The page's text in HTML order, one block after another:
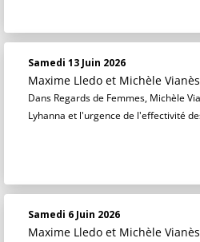
Samedi 13 Juin 2026
Maxime Lledo et Michèle Vianès
Dans Regards de Femmes, Michèle
Lyhanna et l'urgence de l'effectivité
Samedi 6 Juin 2026
Maxime Lledo et Michèle Vianès